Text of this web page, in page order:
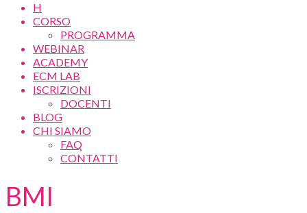
H
CORSO
PROGRAMMA
WEBINAR
ACADEMY
ECM LAB
ISCRIZIONI
DOCENTI
BLOG
CHI SIAMO
FAQ
CONTATTI
BMI